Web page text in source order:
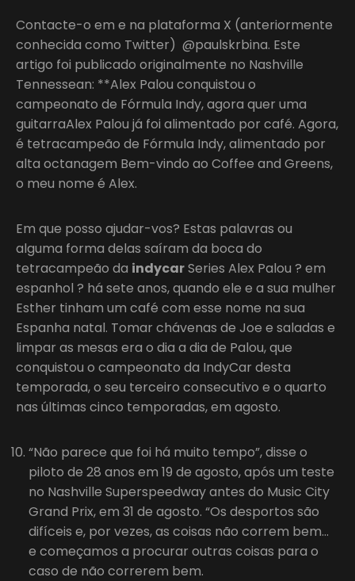
Contacte-o em e na plataforma X (anteriormente
conhecida como Twitter) @paulskrbina. Este
artigo foi publicado originalmente no Nashville
Tennessean: **Alex Palou conquistou o
campeonato de Fórmula Indy, agora quer uma
guitarraAlex Palou já foi alimentado por café. Agora,
é tetracampeão de Fórmula Indy, alimentado por
alta octanagem Bem-vindo ao Coffee and Greens,
o meu nome é Alex.
Em que posso ajudar-vos? Estas palavras ou
alguma forma delas saíram da boca do
tetracampeão da indycarSeries Alex Palou ? em
espanhol ? há sete anos, quando ele e a sua mulher
Esther tinham um café com esse nome na sua
Espanha natal. Tomar chávenas de Joe e saladas e
limpar as mesas era o dia a dia de Palou, que
conquistou o campeonato da IndyCar desta
temporada, o seu terceiro consecutivo e o quarto
nas últimas cinco temporadas, em agosto.
“Não parece que foi há muito tempo”, disse o
piloto de 28 anos em 19 de agosto, após um teste
no Nashville Superspeedway antes do Music City
Grand Prix, em 31 de agosto. “Os desportos são
difíceis e, por vezes, as coisas não correm bem…
e começamos a procurar outras coisas para o
caso de não correrem bem.